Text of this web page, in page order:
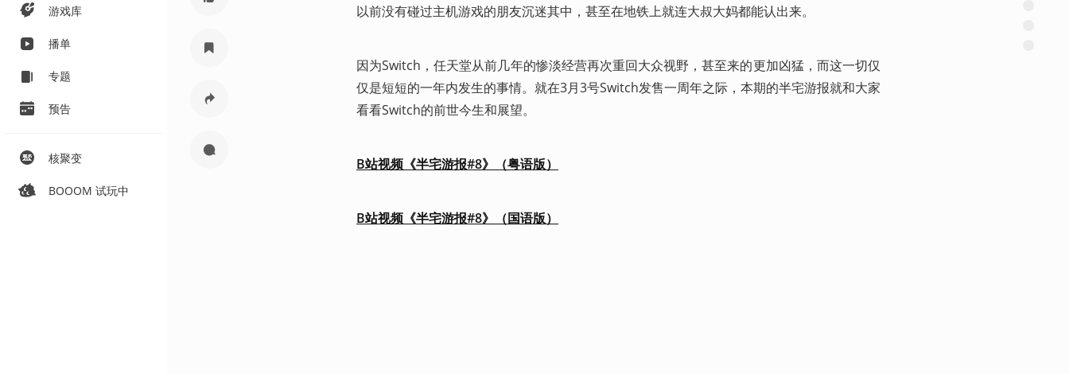
游戏库
播单
专题
预告
核聚变
BOOOM 试玩中
以前没有碰过主机游戏的朋友沉迷其中，甚至在地铁上就连大叔大妈都能认出来。
因为Switch，任天堂从前几年的惨淡经营再次重回大众视野，甚至来的更加凶猛，而这一切仅
仅是短短的一年内发生的事情。就在3月3号Switch发售一周年之际，本期的半宅游报就和大家
看看Switch的前世今生和展望。
B站视频《半宅游报#8》（粤语版）
B站视频《半宅游报#8》（国语版）